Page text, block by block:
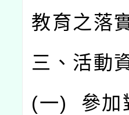
教育之落
三、活動
(一) 參加